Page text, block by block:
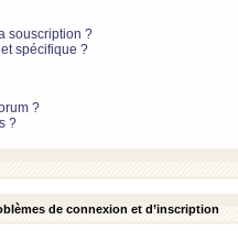
souscription ?
spécifique ?
?
?
de connexion et d’inscription